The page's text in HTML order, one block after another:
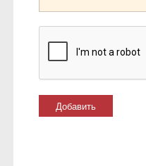
Добавить